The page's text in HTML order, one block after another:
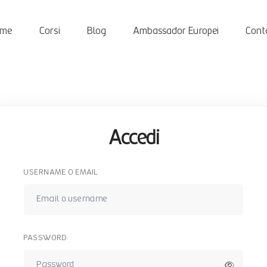
Corsi Blog Ambassador Europei
Accedi
USERNAME O EMAIL
PASSWORD